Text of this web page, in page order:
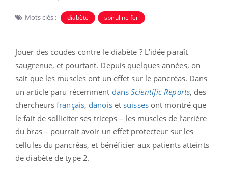
Mots clés : diabète spiruline fer
Jouer des coudes contre le diabète ? L’idée paraît
saugrenue, et pourtant. Depuis quelques années, on
sait que les muscles ont un effet sur le pancréas. Dans
un article paru récemment dansScientific Reports, des
chercheursfrançais, danoisetsuissesont montré que
le fait de solliciter ses triceps – les muscles de l’arrière
du bras – pourrait avoir un effet protecteur sur les
cellules du pancréas, et bénéficier aux patients atteints
de diabète de type 2.